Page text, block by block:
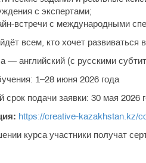
с экспертами;
встречи с международными
всем, кто хочет
— английский (с русскими
1–28 июня 2026 года
срок подачи заявки: 30 мая 2026
https://creative-kazakhstan.kz/
курса участники получат